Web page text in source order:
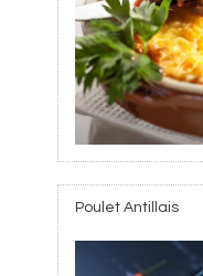
Poulet Antillais